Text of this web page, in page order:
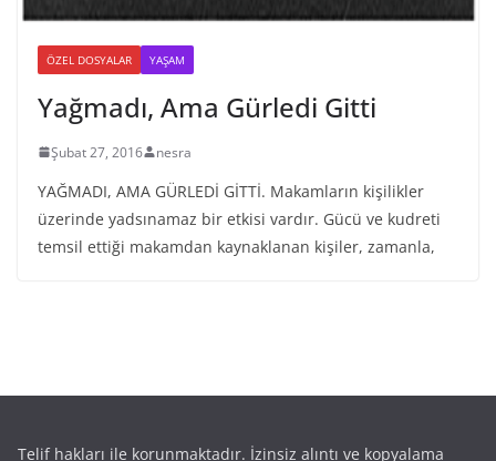
ÖZEL DOSYALAR YAŞAM
Yağmadı, Ama Gürledi Gitti
Şubat 27, 2016 nesra
YAĞMADI, AMA GÜRLEDİ GİTTİ. Makamların kişilikler
üzerinde yadsınamaz bir etkisi vardır. Gücü ve kudreti
temsil ettiği makamdan kaynaklanan kişiler, zamanla,
Telif hakları ile korunmaktadır. İzinsiz alıntı ve kopyalama